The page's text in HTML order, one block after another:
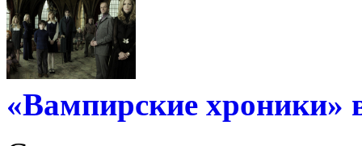
«Вампирские хроники»